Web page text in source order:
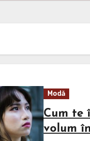
Modă
Cum te
volum